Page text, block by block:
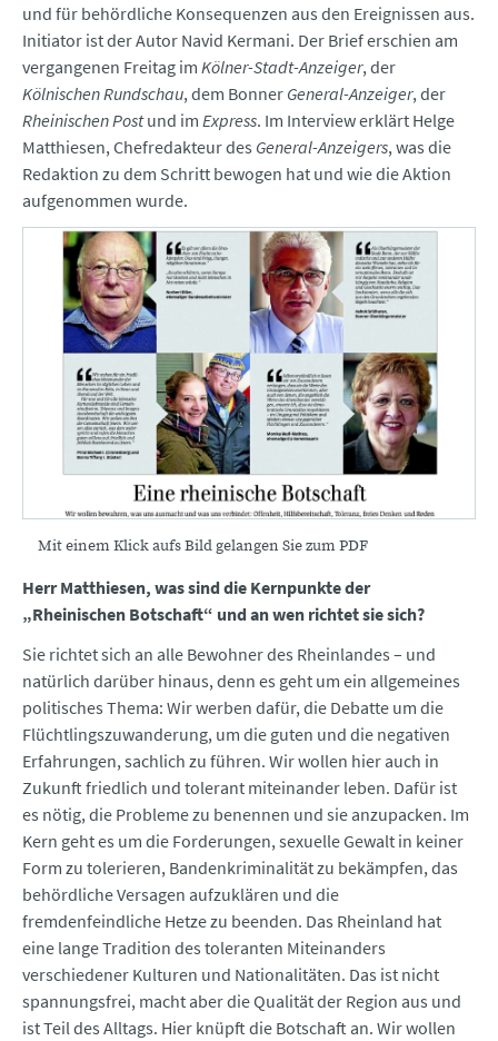
und für behördliche Konsequenzen aus den Ereignissen aus.
Initiator ist der Autor Navid Kermani. Der Brief erschien am
vergangenen Freitag im Kölner-Stadt-Anzeiger, der
Kölnischen Rundschau, dem Bonner General-Anzeiger, der
Rheinischen Postund im Express. Im Interview erklärt Helge
Matthiesen, Chefredakteur des General-Anzeigers, was die
Redaktion zu dem Schritt bewogen hat und wie die Aktion
aufgenommen wurde.
Mit einem Klick aufs Bild gelangen Sie zum PDF
Herr Matthiesen, was sind die Kernpunkte der
„Rheinischen Botschaft“ und an wen richtet sie sich?
Sie richtet sich an alle Bewohner des Rheinlandes – und
natürlich darüber hinaus, denn es geht um ein allgemeines
politisches Thema: Wir werben dafür, die Debatte um die
Flüchtlingszuwanderung, um die guten und die negativen
Erfahrungen, sachlich zu führen. Wir wollen hier auch in
Zukunft friedlich und tolerant miteinander leben. Dafür ist
es nötig, die Probleme zu benennen und sie anzupacken. Im
Kern geht es um die Forderungen, sexuelle Gewalt in keiner
Form zu tolerieren, Bandenkriminalität zu bekämpfen, das
behördliche Versagen aufzuklären und die
fremdenfeindliche Hetze zu beenden. Das Rheinland hat
eine lange Tradition des toleranten Miteinanders
verschiedener Kulturen und Nationalitäten. Das ist nicht
spannungsfrei, macht aber die Qualität der Region aus und
ist Teil des Alltags. Hier knüpft die Botschaft an. Wir wollen